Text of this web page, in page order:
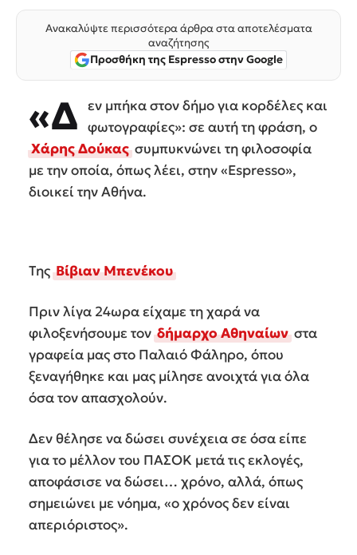
Ανακαλύψτε περισσότερα άρθρα στα αποτελέσματα
αναζήτησης
Προσθήκη της Espresso στην Google
«Δ εν μπήκα στον δήμο για κορδέλες και
φωτογραφίες»: σε αυτή τη φράση, ο
Χάρης Δούκαςσυμπυκνώνει τη φιλοσοφία
με την οποία, όπως λέει, στην «Espresso»,
διοικεί την Αθήνα.
ΤηςΒίβιαν Μπενέκου
Πριν λίγα 24ωρα είχαμε τη χαρά να
φιλοξενήσουμε τονδήμαρχο Αθηναίωνστα
γραφεία μας στο Παλαιό Φάληρο, όπου
ξεναγήθηκε και μας μίλησε ανοιχτά για όλα
όσα τον απασχολούν.
Δεν θέλησε να δώσει συνέχεια σε όσα είπε
για το μέλλον του ΠΑΣΟΚ μετά τις εκλογές,
αποφάσισε να δώσει… χρόνο, αλλά, όπως
σημειώνει με νόημα, «ο χρόνος δεν είναι
απεριόριστος».